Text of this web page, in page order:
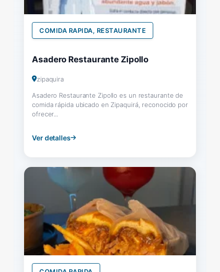
COMIDA RAPIDA, RESTAURANTE
Asadero Restaurante Zipollo
zipaquira
Asadero Restaurante Zipollo es un restaurante de
comida rápida ubicado en Zipaquirá, reconocido por
ofrecer...
Ver detalles